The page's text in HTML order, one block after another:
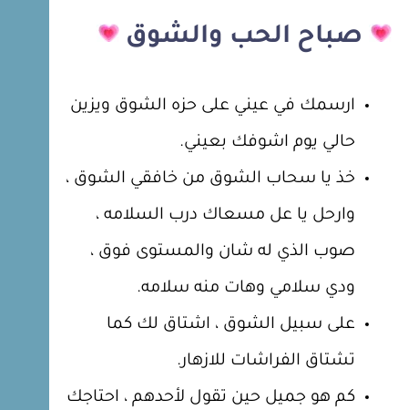
صباح الحب والشوق
ارسمك في عيني على حزه الشوق ويزين
حالي يوم اشوفك بعيني.
خذ يا سحاب الشوق من خافقي الشوق ،
وارحل يا عل مسعاك درب السلامه ،
صوب الذي له شان والمستوى فوق ،
ودي سلامي وهات منه سلامه.
على سبيل الشوق ، اشتاق لك كما
تشتاق الفراشات للازهار.
كم هو جميل حين تقول لأحدهم ، احتاجك